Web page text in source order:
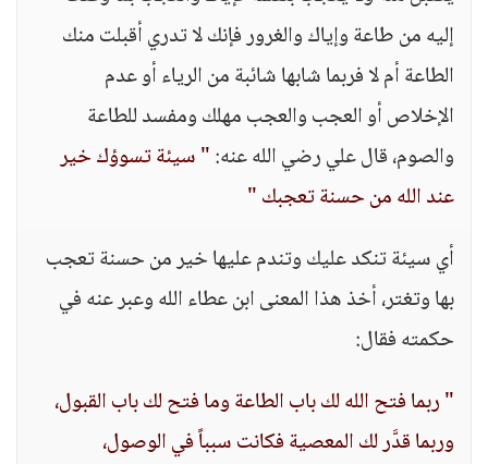
إليه من طاعة وإياك والغرور فإنك لا تدري أقبلت منك
الطاعة أم لا فربما شابها شائبة من الرياء أو عدم
الإخلاص أو العجب والعجب مهلك ومفسد للطاعة
والصوم، قال علي رضي الله عنه:" سيئة تسوؤك خير
عند الله من حسنة تعجبك "
أي سيئة تنكد عليك وتندم عليها خير من حسنة تعجب
بها وتغتر، أخذ هذا المعنى ابن عطاء الله وعبر عنه في
حكمته فقال:
" ربما فتح الله لك باب الطاعة وما فتح لك باب القبول،
وربما قدَّر لك المعصية فكانت سبباً في الوصول،